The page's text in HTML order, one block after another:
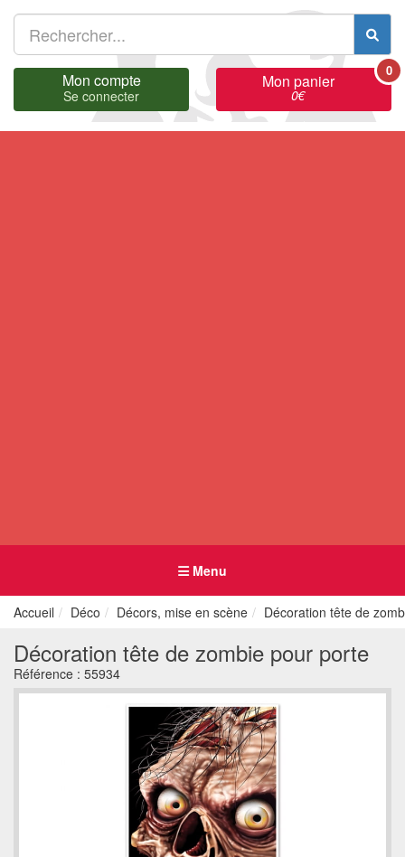
Mon compte
Se connecter
Mon panier
0€
0
Menu
Accueil Déco Décors, mise en scène Décoration tête de
Décoration tête de zombie pour porte
Référence : 55934